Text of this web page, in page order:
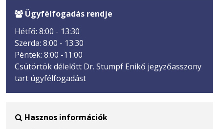
 Ügyfélfogadás rendje
Hétfő: 8:00 - 13:30
Szerda: 8:00 - 13:30
Péntek: 8:00 -11:00
Csütörtök délelőtt Dr. Stumpf Enikő jegyzőasszony
tart ügyfélfogadást
 Hasznos információk